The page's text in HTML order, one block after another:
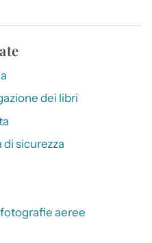
dei libri
di sicurezza
aeree